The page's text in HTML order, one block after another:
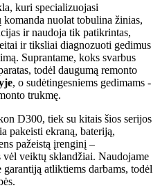
kuri specializuojasi
komanda nuolat tobulina žinias,
ir naudoja tik patikrintas,
ir tiksliai diagnozuoti gedimus
Suprantame, koks svarbus
todėl daugumą remonto
, o sudėtingesniems gedimams -
trukmę.
D300, tiek su kitais šios serijos
pakeisti ekraną, bateriją,
pažeistą įrenginį –
veiktų sklandžiai. Naudojame
atliktiems darbams, todėl